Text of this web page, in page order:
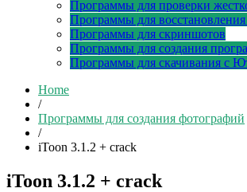
Программы для проверки
Программы для
Программы для скриншотов
Программы для создания
Программы для скачивания с
Home
/
Программы для создания фотографий
/
iToon 3.1.2 + crack
iToon 3.1.2 + crack